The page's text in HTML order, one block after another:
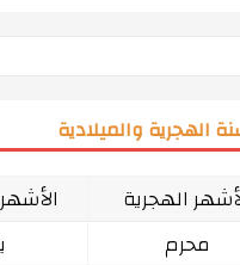
الهجرية والميلادية
الهجرية
محرم